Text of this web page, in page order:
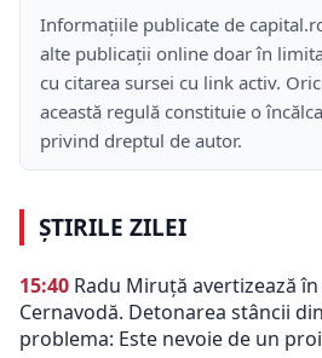
Informațiile publicate de
alte publicații online doar în
cu citarea sursei cu link activ.
această regulă constituie o
privind dreptul de autor.
ȘTIRILE ZILEI
15:40 Radu Miruță avertizează
Cernavodă. Detonarea stâncii
problema: Este nevoie de un